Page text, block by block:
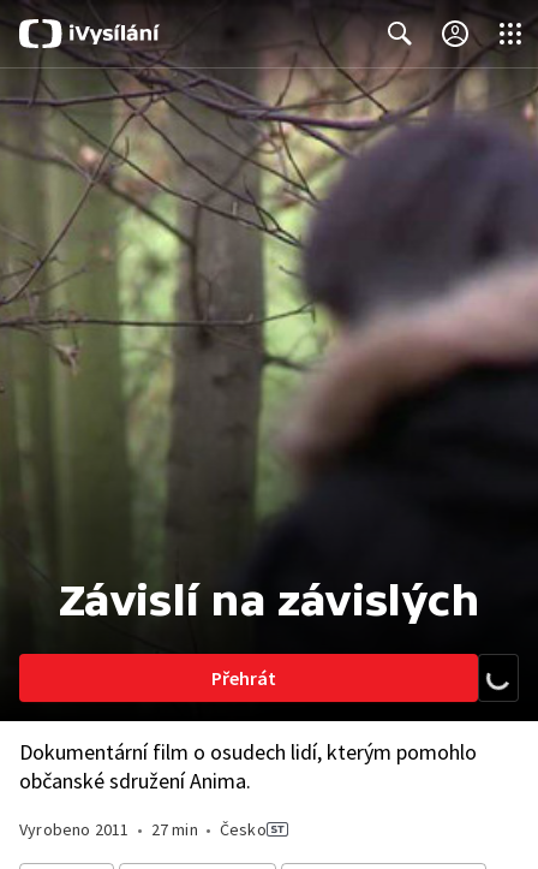
Search Close
Závislí na závislých
Přehrát
Dokumentární film o osudech lidí, kterým pomohlo
občanské sdružení Anima.
Vyrobeno 2011 • 27 min • Česko